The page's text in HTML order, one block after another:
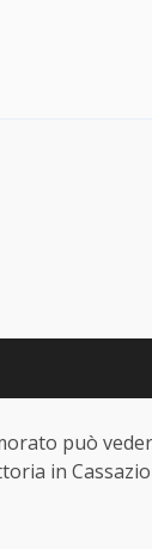
può
in